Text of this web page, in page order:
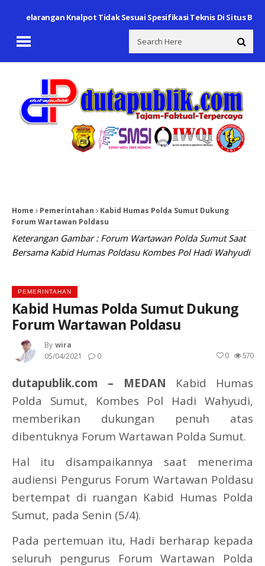
Pelarangan Knalpot Tidak Sesuai Spesifikasi Teknis Di Situs Budaya
Home Pemerintahan
Kabid Humas Polda Sumut Dukung
Forum Wartawan Poldasu
Keterangan Gambar : Forum Wartawan Polda Sumut Saat
Bersama Kabid Humas Poldasu Kombes Pol Hadi Wahyudi
PEMERINTAHAN
Kabid Humas Polda Sumut Dukung
Forum Wartawan Poldasu
By Wira
05/04/2021
0 570
0
dutapublik.com – MEDAN Kabid Humas
Polda Sumut, Kombes Pol Hadi Wahyudi,
memberikan dukungan penuh atas
dibentuknya Forum Wartawan Polda Sumut.
Hal itu disampaikannya saat menerima
audiensi Pengurus Forum Wartawan Poldasu
bertempat di ruangan Kabid Humas Polda
Sumut, pada Senin (5/4).
Pada pertemuan itu, Hadi berharap kepada
seluruh pengurus Forum Wartawan Polda